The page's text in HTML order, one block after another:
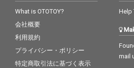
What is OTOTOY?
会社概要
利用規約
プライバシー・ポリシー
特定商取引法に基づく表示
Help
mail